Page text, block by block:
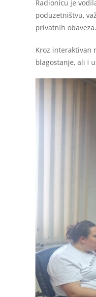
Radionicu je
poduzetništvu,
privatnih obaveza.
Kroz interaktivan
blagostanje, ali i